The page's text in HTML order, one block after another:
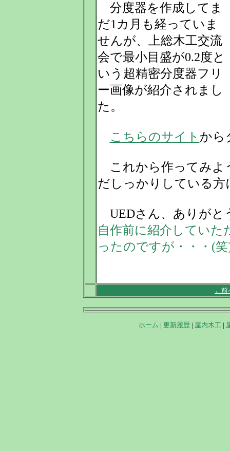
分度器を作成してま
だ1カ月も経っていま
せんが、上総木工交流
会で最小目盛が0.2度と
いう超精密分度器フリ
ー画像が紹介されまし
た。
こちらのサイト から
これから作ってみよ
だしっかりしている方
UEDさん、ありがと
自作前に紹介してい
ったのですが・・・(笑
←前
ホーム | 更新履歴 | 屋内木工 |